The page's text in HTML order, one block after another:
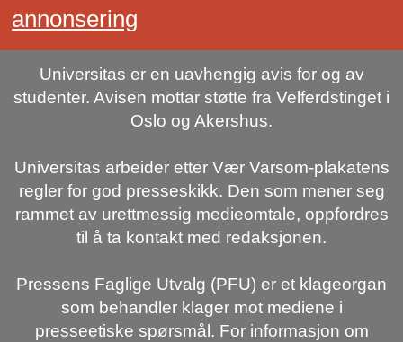
annonsering
Universitas er en uavhengig avis for og av
studenter. Avisen mottar støtte fra Velferdstinget i
Oslo og Akershus.
Universitas arbeider etter Vær Varsom-plakatens
regler for god presseskikk. Den som mener seg
rammet av urettmessig medieomtale, oppfordres
til å ta kontakt med redaksjonen.
Pressens Faglige Utvalg (PFU) er et klageorgan
som behandler klager mot mediene i
presseetiske spørsmål. For informasjon om